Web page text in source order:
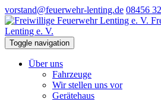
vorstand@feuerwehr-lenting.de 08456
Lenting e. V.
Toggle navigation
Über uns
Fahrzeuge
Wir stellen uns vor
Gerätehaus